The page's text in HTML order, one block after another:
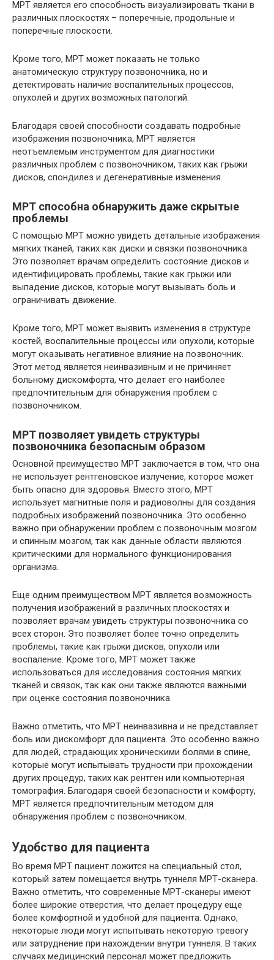
МРТ является его способность визуализировать ткани в
различных плоскостях – поперечные, продольные и
поперечные плоскости.
Кроме того, МРТ может показать не только
анатомическую структуру позвоночника, но и
детектировать наличие воспалительных процессов,
опухолей и других возможных патологий.
Благодаря своей способности создавать подробные
изображения позвоночника, МРТ является
неотъемлемым инструментом для диагностики
различных проблем с позвоночником, таких как грыжи
дисков, спондилез и дегенеративные изменения.
МРТ способна обнаружить даже скрытые
проблемы
С помощью МРТ можно увидеть детальные изображения
мягких тканей, таких как диски и связки позвоночника.
Это позволяет врачам определить состояние дисков и
идентифицировать проблемы, такие как грыжи или
выпадение дисков, которые могут вызывать боль и
ограничивать движение.
Кроме того, МРТ может выявить изменения в структуре
костей, воспалительные процессы или опухоли, которые
могут оказывать негативное влияние на позвоночник.
Этот метод является неинвазивным и не причиняет
больному дискомфорта, что делает его наиболее
предпочтительным для обнаружения проблем с
позвоночником.
МРТ позволяет увидеть структуры
позвоночника безопасным образом
Основной преимущество МРТ заключается в том, что она
не использует рентгеновское излучение, которое может
быть опасно для здоровья. Вместо этого, МРТ
использует магнитные поля и радиоволны для создания
подробных изображений позвоночника. Это особенно
важно при обнаружении проблем с позвоночным мозгом
и спинным мозгом, так как данные области являются
критическими для нормального функционирования
организма.
Еще одним преимуществом МРТ является возможность
получения изображений в различных плоскостях и
позволяет врачам увидеть структуры позвоночника со
всех сторон. Это позволяет более точно определить
проблемы, такие как грыжи дисков, опухоли или
воспаление. Кроме того, МРТ может также
использоваться для исследования состояния мягких
тканей и связок, так как они также являются важными
при оценке состояния позвоночника.
Важно отметить, что МРТ неинвазивна и не представляет
боль или дискомфорт для пациента. Это особенно важно
для людей, страдающих хроническими болями в спине,
которые могут испытывать трудности при прохождении
других процедур, таких как рентген или компьютерная
томография. Благодаря своей безопасности и комфорту,
МРТ является предпочтительным методом для
обнаружения проблем с позвоночником.
Удобство для пациента
Во время МРТ пациент ложится на специальный стол,
который затем помещается внутрь туннеля МРТ-сканера.
Важно отметить, что современные МРТ-сканеры имеют
более широкие отверстия, что делает процедуру еще
более комфортной и удобной для пациента. Однако,
некоторые люди могут испытывать некоторую тревогу
или затруднение при нахождении внутри туннеля. В таких
случаях медицинский персонал может предложить